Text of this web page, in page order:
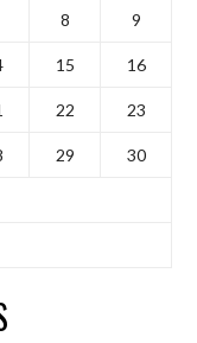
8 9
15 16
22 23
29 30